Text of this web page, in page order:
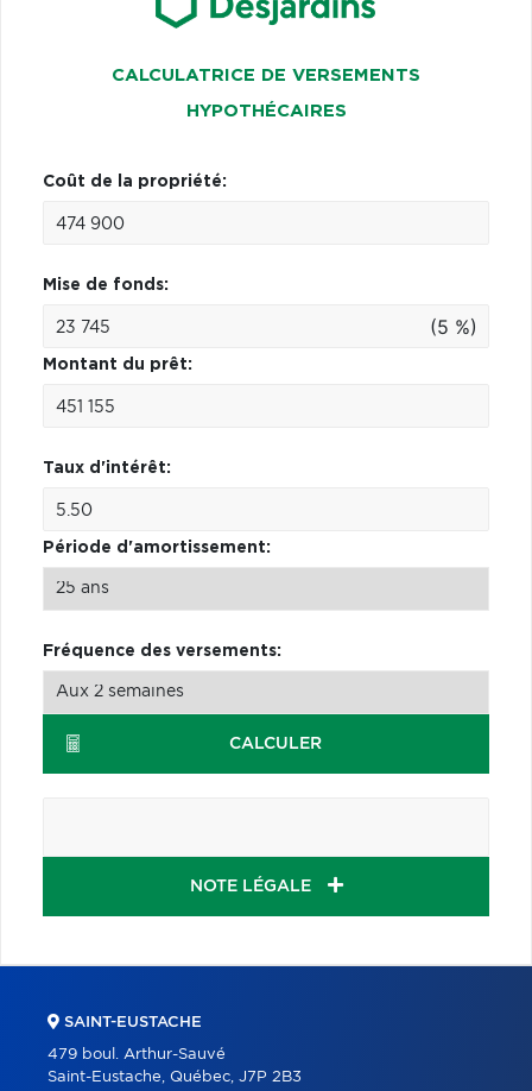
CALCULATRICE DE VERSEMENTS
HYPOTHÉCAIRES
Coût de la propriété:
Mise de fonds:
(5 %)
Montant du prêt:
Taux d'intérêt:
Période d'amortissement:
Fréquence des versements:
CALCULER
NOTE LÉGALE
SAINT-EUSTACHE
479 boul. Arthur-Sauvé
Saint-Eustache, Québec, J7P 2B3